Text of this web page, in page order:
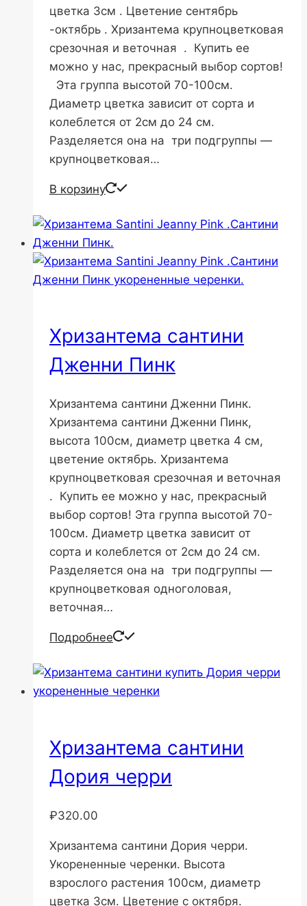
цветка 3см . Цветение сентябрь
-октябрь . Хризантема крупноцветковая
срезочная и веточная . Купить ее
можно у нас, прекрасный выбор сортов!
Эта группа высотой 70-100см.
Диаметр цветка зависит от сорта и
колеблется от 2см до 24 см.
Разделяется она на три подгруппы —
крупноцветковая…
В корзину
Хризантема сантини
Дженни Пинк
Хризантема сантини Дженни Пинк.
Хризантема сантини Дженни Пинк,
высота 100см, диаметр цветка 4 см,
цветение октябрь. Хризантема
крупноцветковая срезочная и веточная
. Купить ее можно у нас, прекрасный
выбор сортов! Эта группа высотой 70-
100см. Диаметр цветка зависит от
сорта и колеблется от 2см до 24 см.
Разделяется она на три подгруппы —
крупноцветковая одноголовая,
веточная…
Подробнее
Хризантема сантини
Дория черри
₽320.00
Хризантема сантини Дория черри.
Укорененные черенки. Высота
взрослого растения 100см, диаметр
цветка 3см. Цветение с октября.